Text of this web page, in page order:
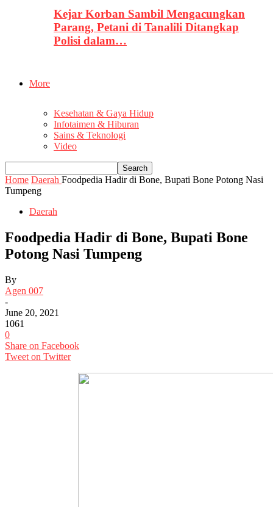
Kejar Korban Sambil Mengacungkan
Parang, Petani di Tanalili Ditangkap
Polisi dalam…
More
Kesehatan & Gaya Hidup
Infotaimen & Hiburan
Sains & Teknologi
Video
Home Daerah Foodpedia Hadir di Bone, Bupati Bone Potong Nasi
Tumpeng
Daerah
Foodpedia Hadir di Bone, Bupati Bone
Potong Nasi Tumpeng
By
Agen 007
-
June 20, 2021
1061
0
Share on Facebook
Tweet on Twitter